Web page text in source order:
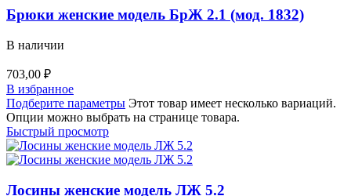
Брюки женские модель БрЖ 2.1 (мод. 1832)
В наличии
703,00 ₽
В избранное
Подберите параметры Этот товар имеет несколько вариаций.
Опции можно выбрать на странице товара.
Быстрый просмотр
Лосины женские модель ЛЖ 5.2